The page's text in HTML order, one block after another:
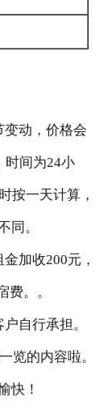
变动，价格会
时间为24小
按一天计算，
同。
加收200元，
费。。
自行承担。
一览的内容啦。
快！